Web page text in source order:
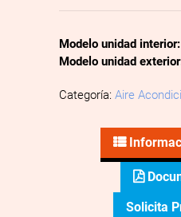
Modelo unidad interior:
Modelo unidad
Categoría: Aire
Solicita